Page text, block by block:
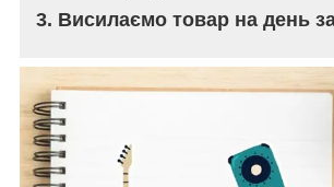
3. Висилаємо товар на день